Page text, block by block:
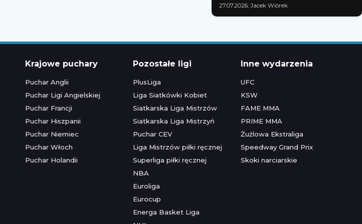
27.07.2026; Jacek Wiórek
Krajowe puchary
Puchar Anglii
Puchar Ligi Angielskiej
Puchar Francji
Puchar Hiszpanii
Puchar Niemiec
Puchar Włoch
Puchar Holandii
Pozostałe ligi
PlusLiga
Liga Siatkówki Kobiet
Siatkarska Liga Mistrzów
Siatkarska Liga Mistrzyń
Puchar CEV
Liga Mistrzów piłki ręcznej
Superliga piłki ręcznej
NBA
Euroliga
Eurocup
Energa Basket Liga
Inne wydarzenia
UFC
KSW
FAME MMA
PRIME MMA
Żużlowa Ekstraliga
Speedway Grand Prix
Skoki narciarskie